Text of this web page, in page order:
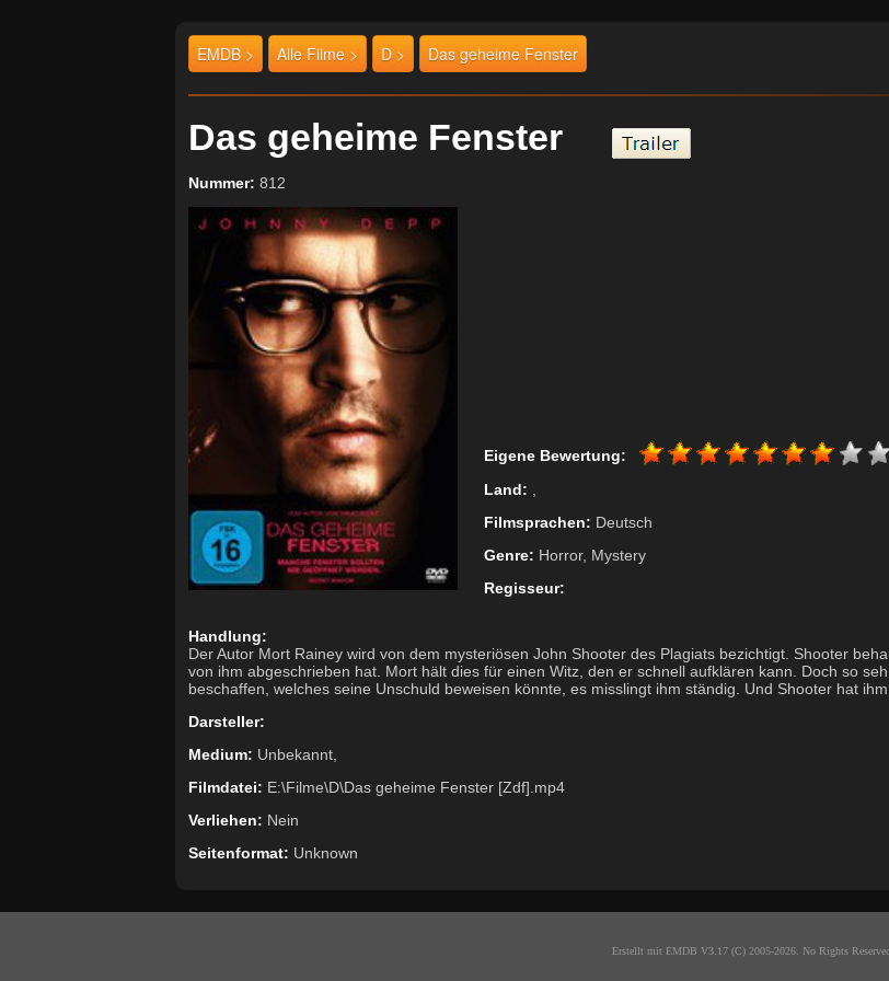
EMDB > Alle Filme > D > Das geheime Fenster
Das geheime Fenster
Nummer: 812
Eigene Bewertung:
Land:
Filmsprachen: Deutsch
Genre: Horror, Mystery
Regisseur:
Handlung:
Der Autor Mort Rainey wird von dem mysteriösen John Shooter des Plagiats bezichtigt. Shooter
von ihm abgeschrieben hat. Mort hält dies für einen Witz, den er schnell aufklären kann. Doch so
beschaffen, welches seine Unschuld beweisen könnte, es misslingt ihm ständig. Und Shooter hat
Darsteller:
Medium: Unbekannt,
Filmdatei: E:\Filme\D\Das geheime Fenster [Zdf].mp4
Verliehen: Nein
Seitenformat: Unknown
Erstellt mit EMDB V3.17 (C) 2005-2026. No Rights